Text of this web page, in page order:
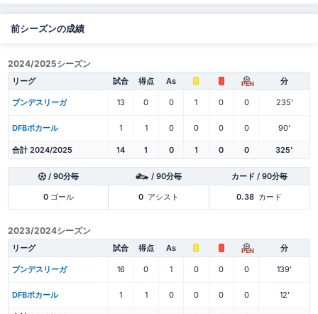
前シーズンの成績
2024/2025シーズン
リーグ 試合 得点 As PEN 分
ブンデスリーガ 13 0 0 1 0 0 235'
DFBポカール 1 1 0 0 0 0 90'
合計 2024/2025 14 1 0 1 0 0 325'
/ 90分毎 / 90分毎 カード / 90分毎
0ゴール 0 アシスト 0.38 カード
2023/2024シーズン
リーグ 試合 得点 As PEN 分
ブンデスリーガ 16 0 1 0 0 0 139'
DFBポカール 1 1 0 0 0 0 12'